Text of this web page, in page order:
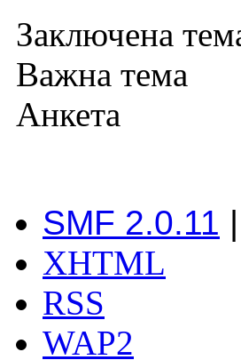
Заключена
Важна тема
Анкета
SMF 2.0.11 |
XHTML
RSS
WAP2